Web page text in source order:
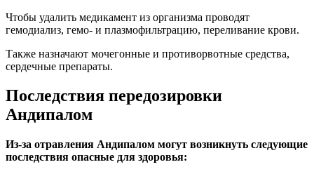
Чтобы удалить медикамент из организма проводят
гемодиализ, гемо- и плазмофильтрацию, переливание крови.
Также назначают мочегонные и противорвотные средства,
сердечные препараты.
Последствия передозировки
Андипалом
Из-за отравления Андипалом могут возникнуть следующие
последствия опасные для здоровья: